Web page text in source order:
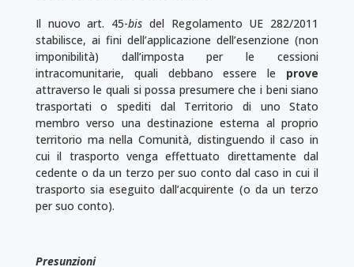
Il nuovo art. 45-bis del Regolamento UE 282/2011
stabilisce, ai fini dell’applicazione dell’esenzione (non
imponibilità) dall’imposta per le cessioni
intracomunitarie, quali debbano essere le prove
attraverso le quali si possa presumere che i beni siano
trasportati o spediti dal Territorio di uno Stato
membro verso una destinazione esterna al proprio
territorio ma nella Comunità, distinguendo il caso in
cui il trasporto venga effettuato direttamente dal
cedente o da un terzo per suo conto dal caso in cui il
trasporto sia eseguito dall’acquirente (o da un terzo
per suo conto).
Presunzioni